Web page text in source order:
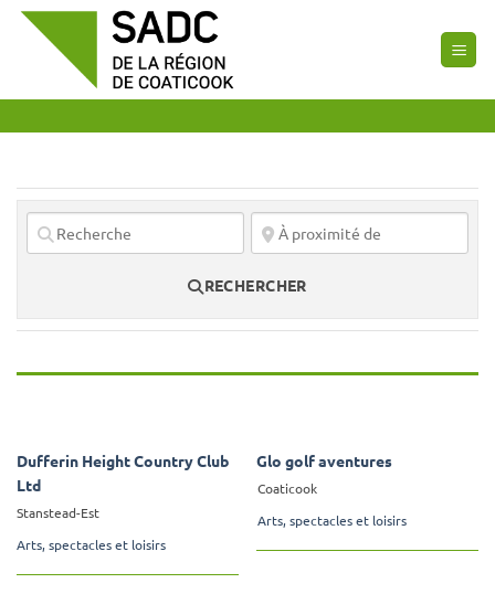
Passer
RECHERCHER
Dufferin Height Country Club
Ltd
Stanstead-Est
Arts, spectacles et loisirs
Glo golf aventures
Coaticook
Arts, spectacles et loisirs